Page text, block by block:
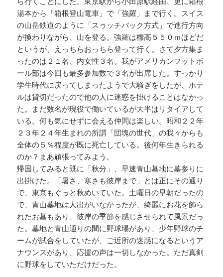
湯本から「箱根登山電車」で「強羅」まで行く。スイス
の山岳鉄道のように「スゥッチバック方式」で進行方向
が換わりながら、山を登る。強羅は標高５５０ｍほどだ
というが、えっちらおっちら登って行く。さて夕方集ま
ったのは２１名、内女性３名。我がアメリカンフットボ
ール部は今回も最多参加数で３名が出席した。すっかり
学生時代に戻ってしまったようで大騒ぎをしたが、ホテ
ルは貸切だったので他の人に迷惑を掛けることはなかっ
た。まだ数名が現役で働いているが大半はリタイアして
いる。何も気にせずに会える仲間は楽しい。昭和２２年
２３年２４年生まれの所謂「団塊の世代」の我々からも
全体の５％程度が既に死亡している。後何年生きられる
のか？まあ頑張ってみよう。
帰国してみると既に「秋分」、早速青山墓地に墓参りに
出掛けた。「暑さ、寒さも彼岸まで」とは正にその通り
で、東京もぐっと秋めいていた。土曜日の早朝だったの
で、青山墓地は人出がいなかったが、綺麗にお花を飾ら
れたお墓もあり、彼岸の季節を感じさせられて風景だっ
た。墓地と青山通りの間に野球場があり、少年野球のチ
ームが試合をしていたが、ご近所の迷惑になるというア
ナウンスがあり、応援の声は一切しなかった。ただ真剣
に野球をしていただけだった。